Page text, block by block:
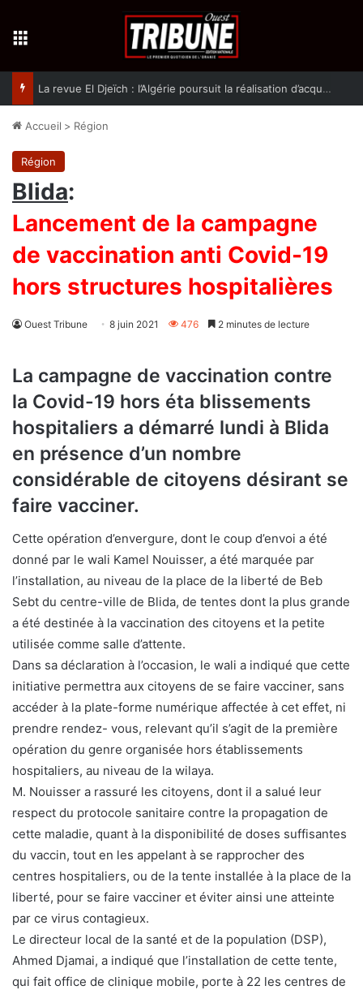
La revue El Djeïch : l’Algérie poursuit la réalisation d’acquis qualitatifs et historiques dans un climat de sécurité et de stabilité
Accueil > Région
Région
Blida:
Lancement de la campagne
de vaccination anti Covid-19
hors structures hospitalières
Ouest Tribune 8 juin 2021 476 2 minutes de lecture
La campagne de vaccination contre
la Covid-19 hors éta blissements
hospitaliers a démarré lundi à Blida
en présence d’un nombre
considérable de citoyens désirant se
faire vacciner.
Cette opération d’envergure, dont le coup d’envoi a été
donné par le wali Kamel Nouisser, a été marquée par
l’installation, au niveau de la place de la liberté de Beb
Sebt du centre-ville de Blida, de tentes dont la plus grande
a été destinée à la vaccination des citoyens et la petite
utilisée comme salle d’attente.
Dans sa déclaration à l’occasion, le wali a indiqué que cette
initiative permettra aux citoyens de se faire vacciner, sans
accéder à la plate-forme numérique affectée à cet effet, ni
prendre rendez- vous, relevant qu’il s’agit de la première
opération du genre organisée hors établissements
hospitaliers, au niveau de la wilaya.
M. Nouisser a rassuré les citoyens, dont il a salué leur
respect du protocole sanitaire contre la propagation de
cette maladie, quant à la disponibilité de doses suffisantes
du vaccin, tout en les appelant à se rapprocher des
centres hospitaliers, ou de la tente installée à la place de la
liberté, pour se faire vacciner et éviter ainsi une atteinte
par ce virus contagieux.
Le directeur local de la santé et de la population (DSP),
Ahmed Djamai, a indiqué que l’installation de cette tente,
qui fait office de clinique mobile, porte à 22 les centres de